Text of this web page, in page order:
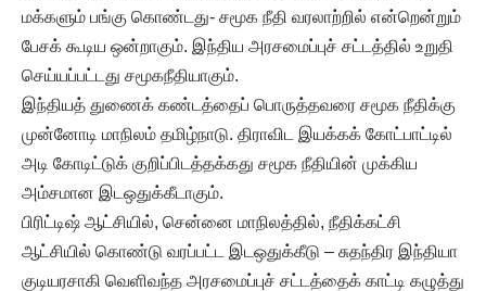
மக்களும் பங்கு கொண்டது- சமூக நீதி வரலாற்றில் என்றென்றும்
பேசக் கூடிய ஒன்றாகும். இந்திய அரசமைப்புச் சட்டத்தில் உறுதி
செய்யப்பட்டது சமூகநீதியாகும்.
இந்தியத் துணைக் கண்டத்தைப் பொருத்தவரை சமூக நீதிக்கு
முன்னோடி மாநிலம் தமிழ்நாடு. திராவிட இயக்கக் கோட்பாட்டில்
அடி கோடிட்டுக் குறிப்பிடத்தக்கது சமூக நீதியின் முக்கிய
அம்சமான இடஒதுக்கீடாகும்.
பிரிட்டிஷ் ஆட்சியில், சென்னை மாநிலத்தில், நீதிக்கட்சி
ஆட்சியில் கொண்டு வரப்பட்ட இடஒதுக்கீடு – சுதந்திர இந்தியா
குடியரசாகி வெளிவந்த அரசமைப்புச் சட்டத்தைக் காட்டி கழுத்து